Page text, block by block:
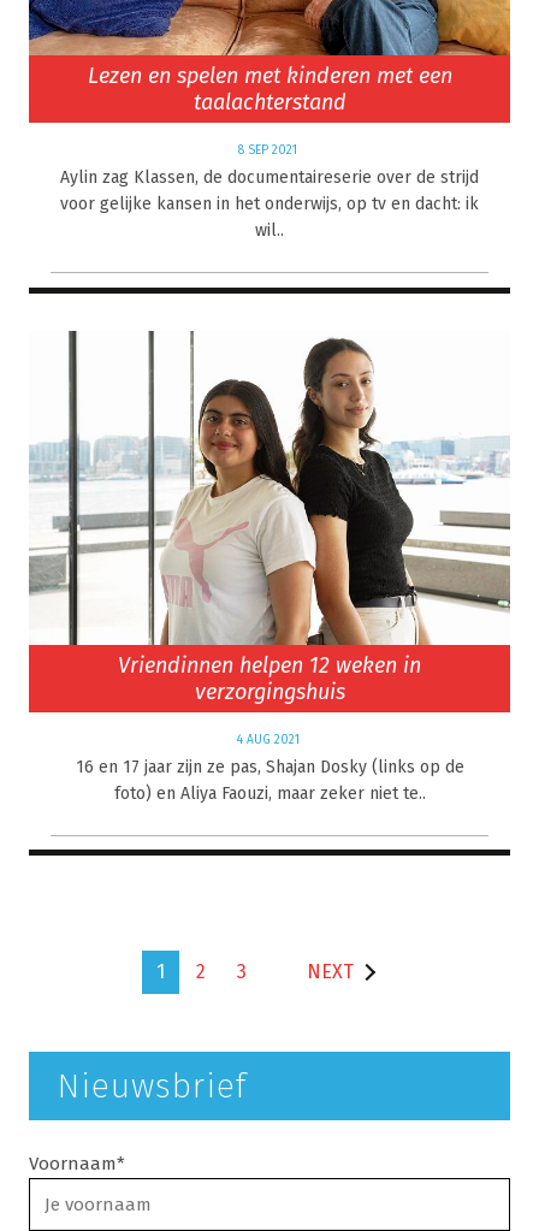
Lezen en spelen met kinderen met een
taalachterstand
8 SEP 2021
Aylin zag Klassen, de documentaireserie over de strijd
voor gelijke kansen in het onderwijs, op tv en dacht: ik
wil..
Vriendinnen helpen 12 weken in
verzorgingshuis
4 AUG 2021
16 en 17 jaar zijn ze pas, Shajan Dosky (links op de
foto) en Aliya Faouzi, maar zeker niet te..
1 2 3 NEXT
Nieuwsbrief
Voornaam*